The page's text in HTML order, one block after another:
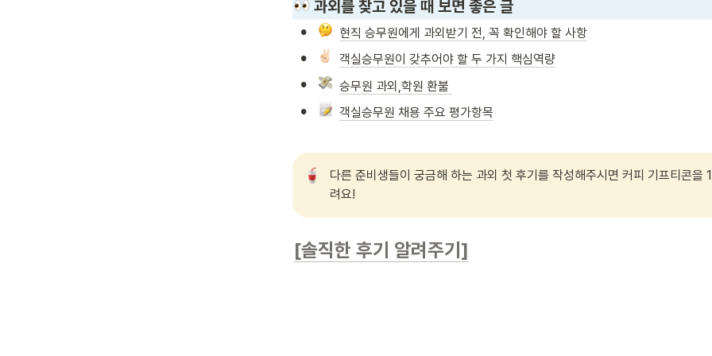
과외를 찾고 있을 때 보면 좋은 글
• 현직 승무원에게 과외받기 전, 꼭 확인해야 할 사항
• 객실승무원이 갖추어야 할 두 가지 핵심역량
• 승무원 과외,학원 환불
• 객실승무원 채용 주요 평가항목
다른 준비생들이 궁금해 하는 과외 첫 후기를 작성해주시면 커피 기프티콘을
려요!
[솔직한 후기 알려주기]